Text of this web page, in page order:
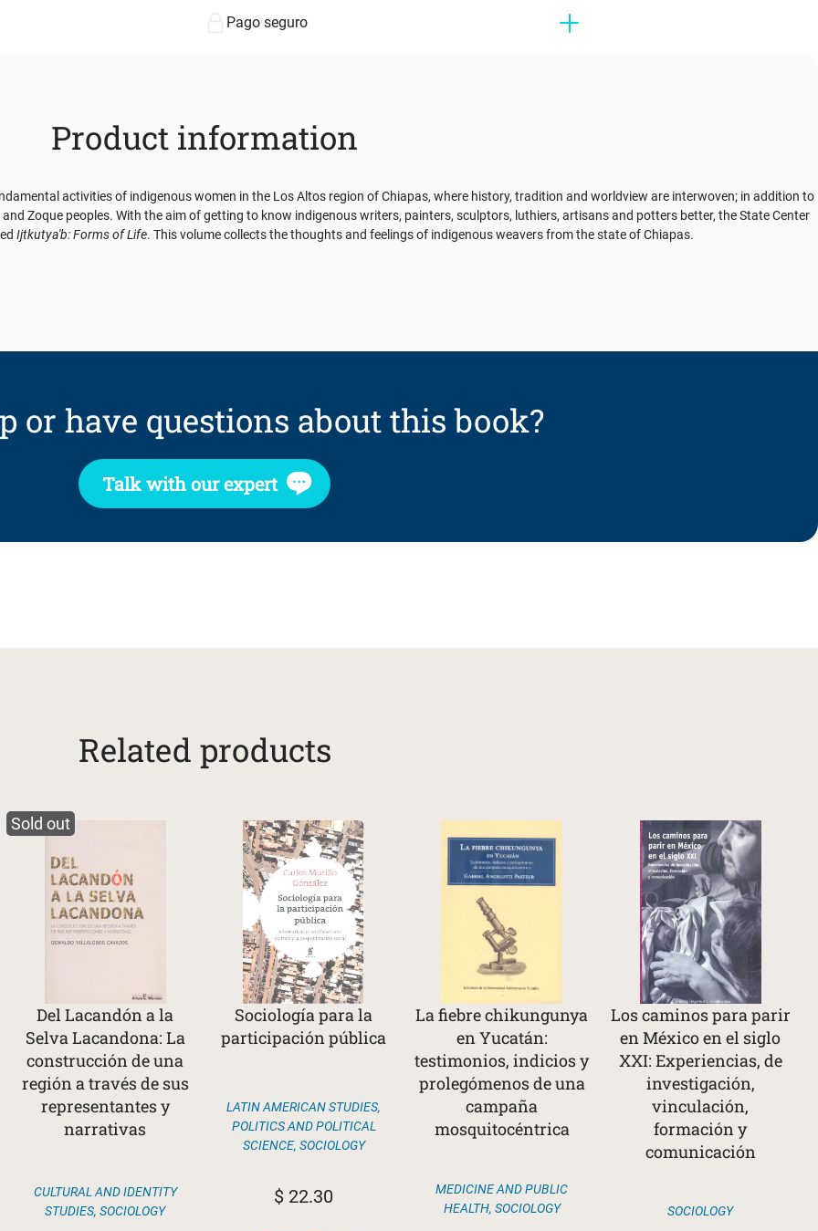
Pago seguro
Product information
activities of indigenous women in the Los Altos region of Chiapas, where history, tradition and worldview are interwoven; in addition to
Zoque peoples. With the aim of getting to know indigenous writers, painters, sculptors, luthiers, artisans and potters better, the State Center
Ijtkutya'b: Forms of Life. This volume collects the thoughts and feelings of indigenous weavers from the state of Chiapas.
or have questions about this book?
Talk with our expert
Related products
Sold out
Del Lacandón a la
Selva Lacandona: La
construcción de una
región a través de sus
representantes y
narrativas
CULTURAL AND IDENTITY
STUDIES,SOCIOLOGY
Sociología para la
participación pública
LATIN AMERICAN STUDIES,
POLITICS AND POLITICAL
SCIENCE, SOCIOLOGY
$ 22.30
La fiebre chikungunya
en Yucatán:
testimonios, indicios y
prolegómenos de una
campaña
mosquitocéntrica
MEDICINE AND PUBLIC
HEALTH, SOCIOLOGY
Los caminos para parir
en México en el siglo
XXI: Experiencias, de
investigación,
vinculación,
formación y
comunicación
SOCIOLOGY